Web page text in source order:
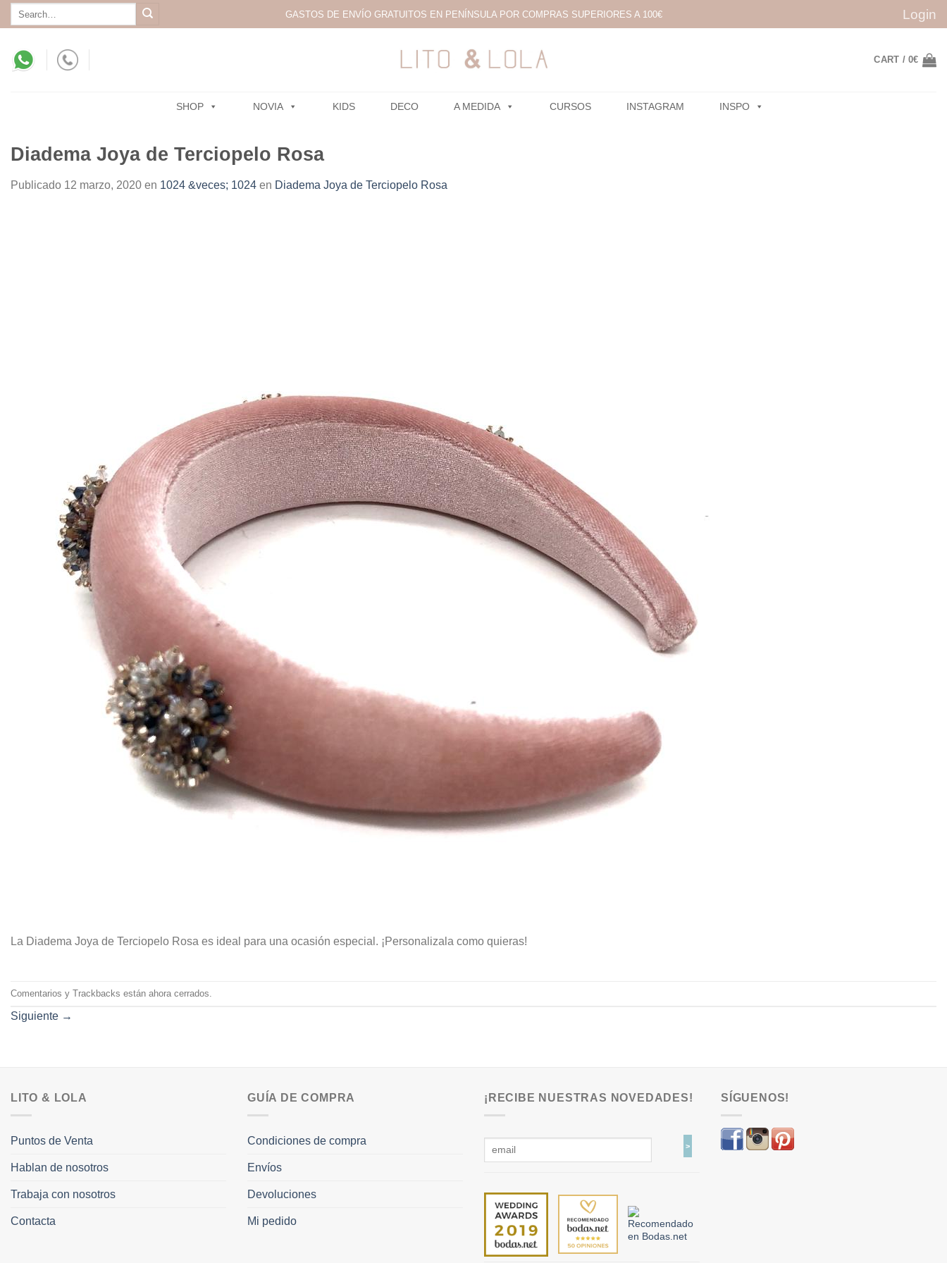
Skip
to
Search
GASTOS DE ENVÍO GRATUITOS EN PENÍNSULA POR COMPRAS SUPERIORES A 100€ Login
CART /0€
SHOP NOVIA KIDS DECO A MEDIDA CURSOS INSTAGRAM INSPO
Diadema Joya de Terciopelo Rosa
Publicado 12 marzo, 2020 en 1024 &veces; 1024 en Diadema Joya de Terciopelo Rosa
La Diadema Joya de Terciopelo Rosa es ideal para una ocasión especial. ¡Personalizala como quieras!
Comentarios y Trackbacks están ahora cerrados.
Siguiente →
LITO & LOLA
Puntos de Venta
Hablan de nosotros
Trabaja con nosotros
Contacta
GUÍA DE COMPRA
Condiciones de compra
Envíos
Devoluciones
Mi pedido
¡RECIBE NUESTRAS NOVEDADES! SÍGUENOS!